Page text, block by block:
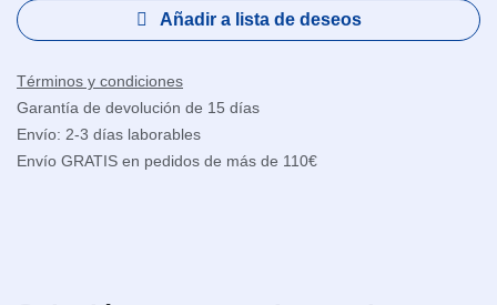
Añadir a lista de deseos
Términos y condiciones
Garantía de devolución de 15 días
Envío: 2-3 días laborables
Envío GRATIS en pedidos de más de 110€